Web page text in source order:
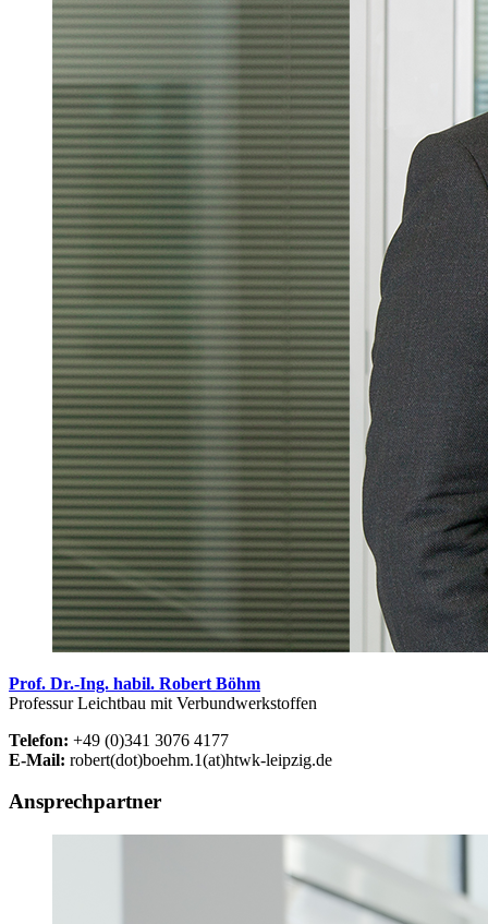
Prof. Dr.-Ing. habil. Robert Böhm
Professur Leichtbau mit Verbundwerkstoffen
Telefon: +49 (0)341 3076 4177
E-Mail: robert(dot)boehm.1(at)htwk-leipzig.de
Ansprechpartner